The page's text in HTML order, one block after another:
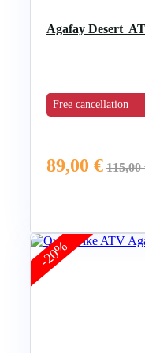
Agafay Desert
Free cancellation
89,00 € 115,00
-20%